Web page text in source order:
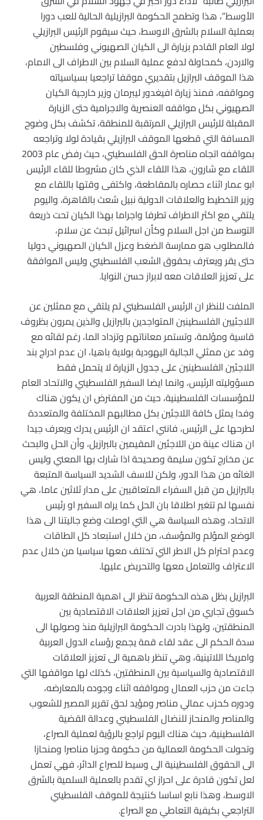
الأوسط”، هذا وتطمح الحكومة البرازيلية الحالية للعب دورا
بعملية السلام بالشرق الاوسط، حيث سيقوم الرئيس البرازيلي
لولا العام القادم بزيارة الى الكيان الصهيوني وفلسطين
والاردن، كمحاولة لدفع عملية السلام بين الاطراف الى الامام،
هذا الموقف البرازيل بتقديري موقفا تراجعيا بسياسياته
ومواقفه، فمنذ زيارة افيغدور ليبرمان وزير خارجية الكيان
الصهيوني بكل مواقفه العنصرية والاجرامية حتى الزيارة
المقبلة للرئيس البرازيلي المرتقبة للمنطقة، تكشف بكل وضوح
المسافة التي قطعها الموقف البرازيلي بقيادة لولا وتراجعه
بمواقفه اتجاه مناصرة الحق الفلسطيني، حيث رفض عام 2003
اللقاء مع شارون، هذا اللقاء الذي كان مشروطا للقاء الرئيس
ابو عمار اثناء حصاره بالمقاطعة، واكتفى وقتها باللقاء مع
وزير التخطيط والعلاقات الدولية نبيل شعث بالقاهرة، واليوم
يلتقي مع اكثر الاطراف تطرفا واجراما بهذا الكيان تحت ذريعة
التوسط من اجل السلام وكأن اسرائيل تبحث عن سلام،
فالمطلوب هو ممارسة الضغط وعزل الكيان الصهيوني دوليا
حتى يقر ويعترف بحقوق الشعب الفلسطيني وليس الموافقة
على تعزيز العلاقات معه لابراز حسن النوايا.
الملفت للنظر ان الرئيس الفلسطيني لم يلتقي مع ممثلين عن
اللاجئيين الفلسطينين المتواجدين بالبرازيل والذين يمرون بظروف
قاسية ومؤلمة، وتستمر معاناتهم وتزداد الما، رغم لقائه مع
وفد عن ممثلي الجالية اليهودية بولاية باهيا، ان عدم ادراج بند
اللاجئين الفلسطينين على جدول الزيارة لا يتحمل فقط
مسؤوليته الرئيس، وانما ايضا السفير الفلسطيني والاتحاد العام
للمؤسسات الفلسطينية، حيث من المفترض ان يكون هناك
وفدا يمثل كافة اللاجئين بكل مطالبهم المختلفة والمتعددة
لطرحها على الرئيس، فانني اعتقد ان الرئيس يدرك ويعرف جيدا
ان هناك عينة من اللاجئين المقيمين بالبرازيل، وأن الحل والبحث
عن مخارج تكون سليمة وصحيحة اذا شارك بها المعني وليس
الغائه من هذا الدور، ولكن للاسف الشديد السياسة المتبعة
بالبرازيل من قبل السفراء المتعاقبين على مدار ثلاثين عاما، هي
نفسها لم تتغير اطلاقا بان الحل كما يراه السفير او رئيس
الاتحاد، وهذه السياسة هي التي اوصلت وضع جاليتنا الى هذا
الوضع المؤلم والمؤسف، من خلال استبعاد كل الطاقات
وعدم احترام كل الاطر التي تختلف معها سياسيا من خلال عدم
الاعتراف والتعامل معها والتحريض عليها.
البرازيل بظل هذه الحكومة تنظر الى اهمية المنطقة العربية
كسوق تجاري من اجل تعزيز العلاقات الاقتصادية بين
المنطقتين، ولهذا بادرت الحكومة البرازيلية منذ وصولها الى
سدة الحكم الى عقد لقاء قمة يجمع رؤساء الدول العربية
وامريكا اللاتينية، وهي تنظر باهمية الى تعزيز العلاقات
الاقتصادية والسياسية بين المنطقتين، كذلك لها مواقفها التي
جاءت من حزب العمال ومواقفه اثناء وجوده بالمعارضه،
ودوره كحزب عمالي مناصر ومؤيد لحق تقرير المصير للشعوب
والمناصر والمنحاز للنضال الفلسطيني وعدالة القضية
الفلسطينية، حيث هناك اليوم تراجع بالرؤية لعملية الصراع،
وتحولت الحكومة العمالية من حكومة وحزبا مناصرا ومنحازا
الى الحقوق الفلسطينية الى وسيط للصراع الدائر، فهي تعمل
لعل تكون قادرة على احراز اي تقدم بالعملية السلمية بالشرق
الاوسط، وهذا نابع اساسا كنتيجة للموقف الفلسطيني
التراجعي بكيفية التعاطي مع الصراع.